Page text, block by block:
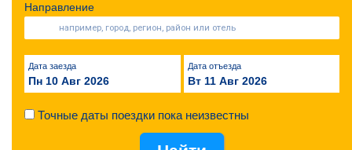
Направление
Дата заезда
Пн 10 Авг 2026
Дата отъезда
Вт 11 Авг 2026
Точные даты поездки пока неизвестны